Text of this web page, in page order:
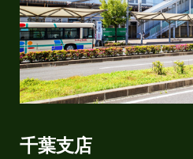
千葉支店